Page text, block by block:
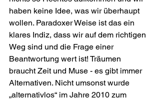
haben keine Idee, was wir überhaupt
wollen. Paradoxer Weise ist das ein
klares Indiz, dass wir auf dem richtigen
Weg sind und die Frage einer
Beantwortung wert ist! Träumen
braucht Zeit und Muse - es gibt immer
Alternativen. Nicht umsonst wurde
„alternativlos“ im Jahre 2010 zum